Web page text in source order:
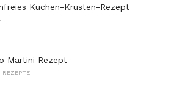
Kuchen-Krusten-Rezept
Martini Rezept
REZEPTE